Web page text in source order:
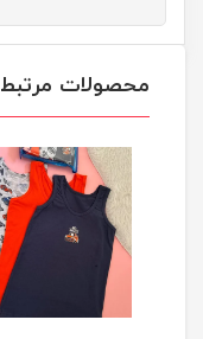
محصولات مرتبط